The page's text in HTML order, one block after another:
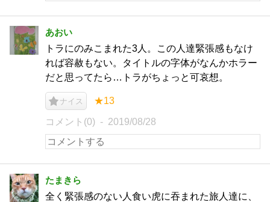
あおい
トラにのみこまれた3人。この人達緊張感もなけ
れば容赦もない。タイトルの字体がなんかホラー
だと思ってたら…トラがちょっと可哀想。
ナイス ★13
コメント(0) 2019/08/28
たまきら
全く緊張感のない人食い虎に吞まれた旅人達に、